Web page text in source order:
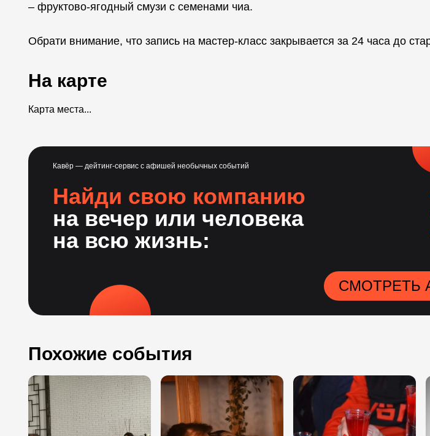
– фруктово-ягодный смузи с семенами чиа.
Обрати внимание, что запись на мастер-класс закрывается за 24 часа до
На карте
Карта места...
Кавёр — дейтинг-сервис с афишей необычных событий
Найди свою компанию
на вечер или человека
на всю жизнь:
СМОТРЕТЬ
Похожие события